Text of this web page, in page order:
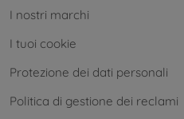
I nostri marchi
I tuoi cookie
Protezione dei dati personali
Politica di gestione dei reclami